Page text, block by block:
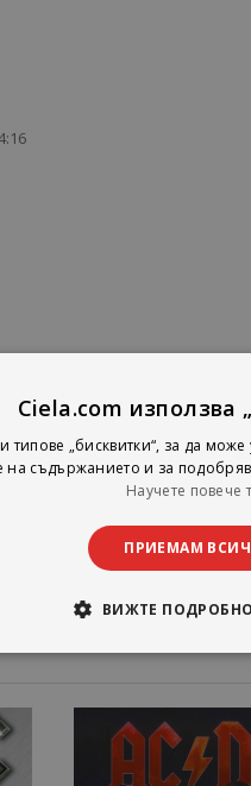
Ciela.com използва
типове „бисквитки“, за да
съдържанието и за
Научете повече
ПРИЕМАМ
ВИЖТЕ